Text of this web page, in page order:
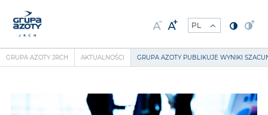
GRUPA AZOTY JRCH AKTUALNOŚCI GRUPA AZOTY PUBLIKUJE WYNIKI